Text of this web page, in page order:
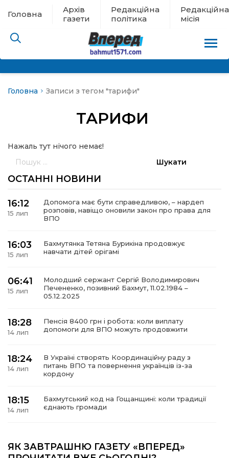
Головна
Архів
газети
Редакційна
політика
Редакційна
місія
новини
політика
місія
Головна Записи з тегом "тарифи"
ТАРИФИ
Нажаль тут нічого немає!
ОСТАННІ НОВИНИ
16:12
15 лип
Допомога має бути справедливою, – нардеп
розповів, навіщо оновили закон про права для
ВПО
16:03
15 лип
Бахмутянка Тетяна Бурикіна продовжує
навчати дітей орігамі
06:41
15 лип
Молодший сержант Сергій Володимирович
Печененко, позивний Бахмут, 11.02.1984 –
05.12.2025
18:28
14 лип
Пенсія 8400 грн і робота: коли виплату
допомоги для ВПО можуть продовжити
18:24
14 лип
В Україні створять Координаційну раду з
питань ВПО та повернення українців із-за
кордону
18:15
14 лип
Бахмутський код на Гощанщині: коли традиції
єднають громади
10 лип
ЯК ЗАВТРАШНЮ ГАЗЕТУ «ВПЕРЕД»